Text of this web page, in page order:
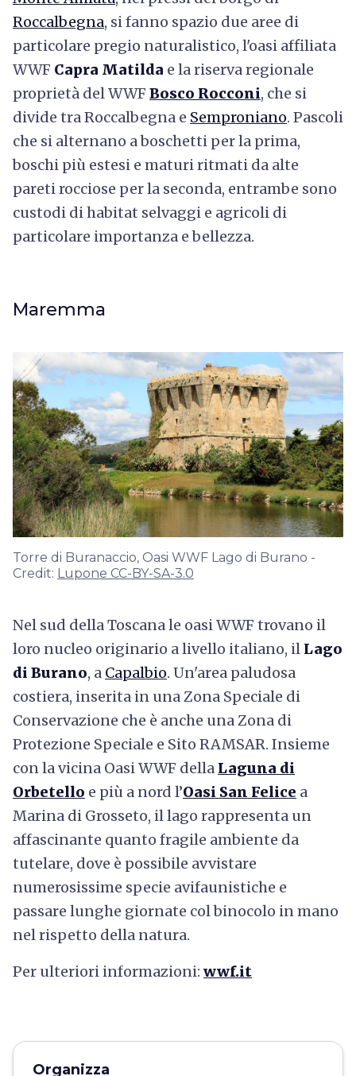
Roccalbegna, si fanno spazio due aree di
particolare pregio naturalistico, l'oasi affiliata
WWF Capra Matilda e la riserva regionale
proprietà del WWF Bosco Rocconi, che si
divide tra Roccalbegna e Semproniano. Pascoli
che si alternano a boschetti per la prima,
boschi più estesi e maturi ritmati da alte
pareti rocciose per la seconda, entrambe sono
custodi di habitat selvaggi e agricoli di
particolare importanza e bellezza.
Maremma
Torre di Buranaccio, Oasi WWF Lago di Burano -
Credit: Lupone CC-BY-SA-3.0
Nel sud della Toscana le oasi WWF trovano il
loro nucleo originario a livello italiano, il Lago
di Burano, a Capalbio. Un'area paludosa
costiera, inserita in una Zona Speciale di
Conservazione che è anche una Zona di
Protezione Speciale e Sito RAMSAR. Insieme
con la vicina Oasi WWF della Laguna di
Orbetello e più a nord l’Oasi San Felice a
Marina di Grosseto, il lago rappresenta un
affascinante quanto fragile ambiente da
tutelare, dove è possibile avvistare
numerosissime specie avifaunistiche e
passare lunghe giornate col binocolo in mano
nel rispetto della natura.
Per ulteriori informazioni: wwf.it
Organizza